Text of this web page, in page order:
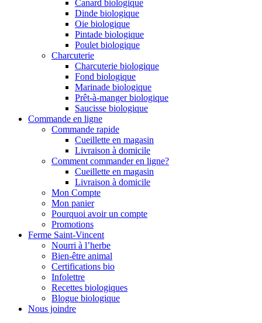
Canard biologique
Dinde biologique
Oie biologique
Pintade biologique
Poulet biologique
Charcuterie
Charcuterie biologique
Fond biologique
Marinade biologique
Prêt-à-manger biologique
Saucisse biologique
Commande en ligne
Commande rapide
Cueillette en magasin
Livraison à domicile
Comment commander en ligne?
Cueillette en magasin
Livraison à domicile
Mon Compte
Mon panier
Pourquoi avoir un compte
Promotions
Ferme Saint-Vincent
Nourri à l’herbe
Bien-être animal
Certifications bio
Infolettre
Recettes biologiques
Blogue biologique
Nous joindre